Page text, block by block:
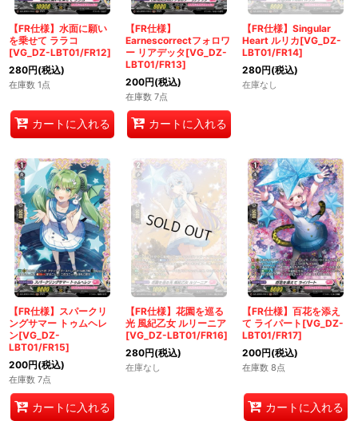
【FR仕様】水面に願い
を乗せて ララコ
[VG_DZ-LBT01/FR12]
280円(税込)
在庫数 1点
カートに入れる
【FR仕様】
Earnescorrectフォロワ
ー リアデッタ[VG_DZ-
LBT01/FR13]
200円(税込)
在庫数 7点
カートに入れる
【FR仕様】Singular
Heart ルリカ[VG_DZ-
LBT01/FR14]
280円(税込)
在庫なし
【FR仕様】スパークリ
ングサマー トゥムヘレ
ン[VG_DZ-
LBT01/FR15]
200円(税込)
在庫数 7点
カートに入れる
【FR仕様】花園を巡る
光 風紀乙女 ルリーニア
[VG_DZ-LBT01/FR16]
280円(税込)
在庫なし
【FR仕様】百花を添え
て ライパート[VG_DZ-
LBT01/FR17]
200円(税込)
在庫数 8点
カートに入れる